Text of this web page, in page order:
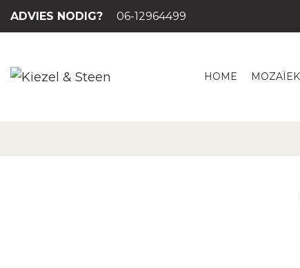
ADVIES NODIG? 06-12964499
HOME